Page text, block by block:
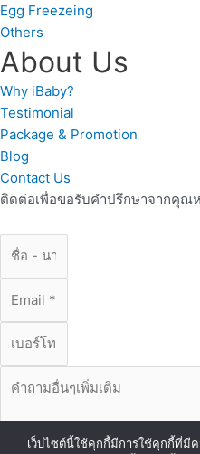
Egg Freezeing
Others
About Us
Why iBaby?
Testimonial
Package & Promotion
Blog
Contact Us
ติดต่อเพื่อขอรับคำปรึกษาจากคุณ
เว็บไซต์นี้ใช้คุกกี้มีการใช้คุกกี้ที่มีค